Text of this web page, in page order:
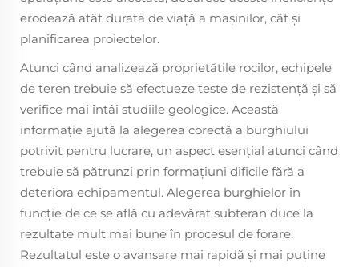
erodează atât durata de viață a mașinilor, cât și
planificarea proiectelor.
Atunci când analizează proprietățile rocilor, echipele
de teren trebuie să efectueze teste de rezistență și să
verifice mai întâi studiile geologice. Această
informație ajută la alegerea corectă a burghiului
potrivit pentru lucrare, un aspect esențial atunci când
trebuie să pătrunzi prin formațiuni dificile fără a
deteriora echipamentul. Alegerea burghielor în
funcție de ce se află cu adevărat subteran duce la
rezultate mult mai bune în procesul de forare.
Rezultatul este o avansare mai rapidă și mai puține